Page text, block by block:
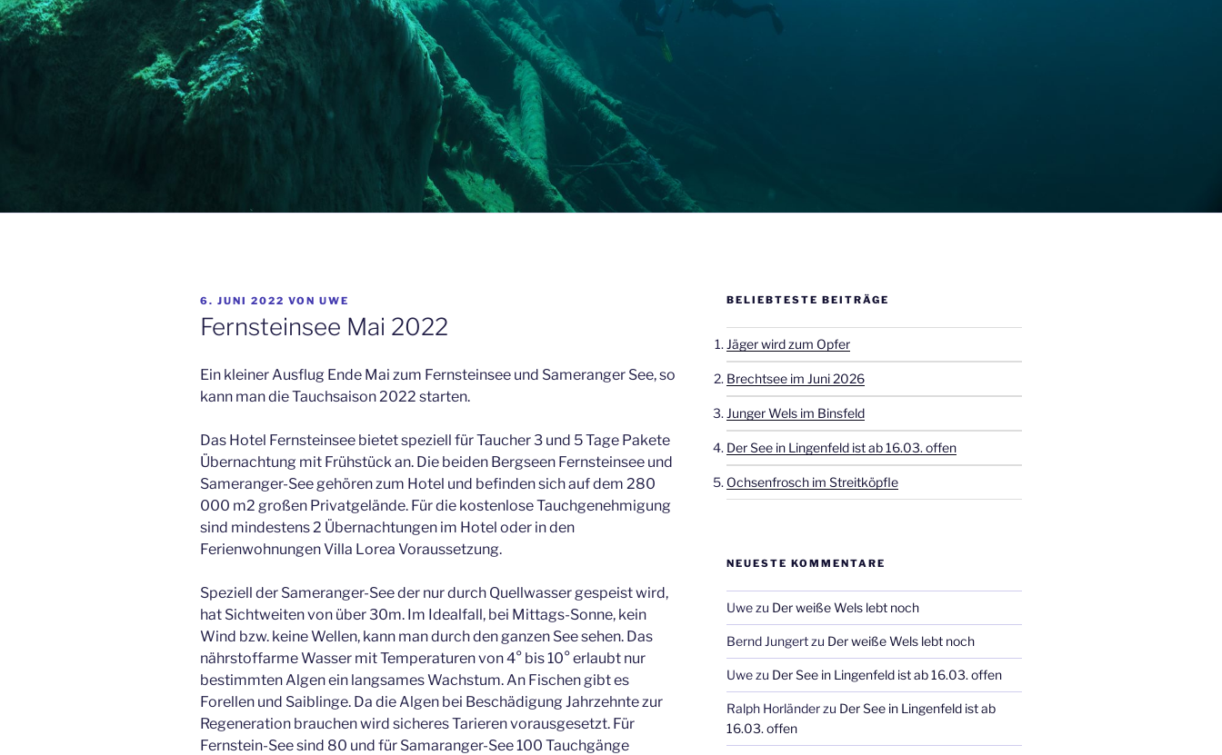
VERÖFFENTLICHT
AM
6. JUNI 2022 VON UWE
Fernsteinsee Mai 2022
Ein kleiner Ausflug Ende Mai zum Fernsteinsee und Sameranger See, so
kann man die Tauchsaison 2022 starten.
Das Hotel Fernsteinsee bietet speziell für Taucher 3 und 5 Tage Pakete
Übernachtung mit Frühstück an. Die beiden Bergseen Fernsteinsee und
Sameranger-See gehören zum Hotel und befinden sich auf dem 280
000 m2 großen Privatgelände. Für die kostenlose Tauchgenehmigung
sind mindestens 2 Übernachtungen im Hotel oder in den
Ferienwohnungen Villa Lorea Voraussetzung.
Speziell der Sameranger-See der nur durch Quellwasser gespeist wird,
hat Sichtweiten von über 30m. Im Idealfall, bei Mittags-Sonne, kein
Wind bzw. keine Wellen, kann man durch den ganzen See sehen. Das
nährstoffarme Wasser mit Temperaturen von 4° bis 10° erlaubt nur
bestimmten Algen ein langsames Wachstum. An Fischen gibt es
Forellen und Saiblinge. Da die Algen bei Beschädigung Jahrzehnte zur
Regeneration brauchen wird sicheres Tarieren vorausgesetzt. Für
Fernstein-See sind 80 und für Samaranger-See 100 Tauchgänge
BELIEBTESTE BEITRÄGE
Jäger wird zum Opfer
Brechtsee im Juni 2026
Junger Wels im Binsfeld
Der See in Lingenfeld ist ab 16.03. offen
Ochsenfrosch im Streitköpfle
NEUESTE KOMMENTARE
Uwezu Der weiße Wels lebt noch
Bernd Jungertzu Der weiße Wels lebt noch
Uwezu Der See in Lingenfeld ist ab 16.03. offen
Ralph Horländerzu Der See in Lingenfeld ist ab
16.03. offen